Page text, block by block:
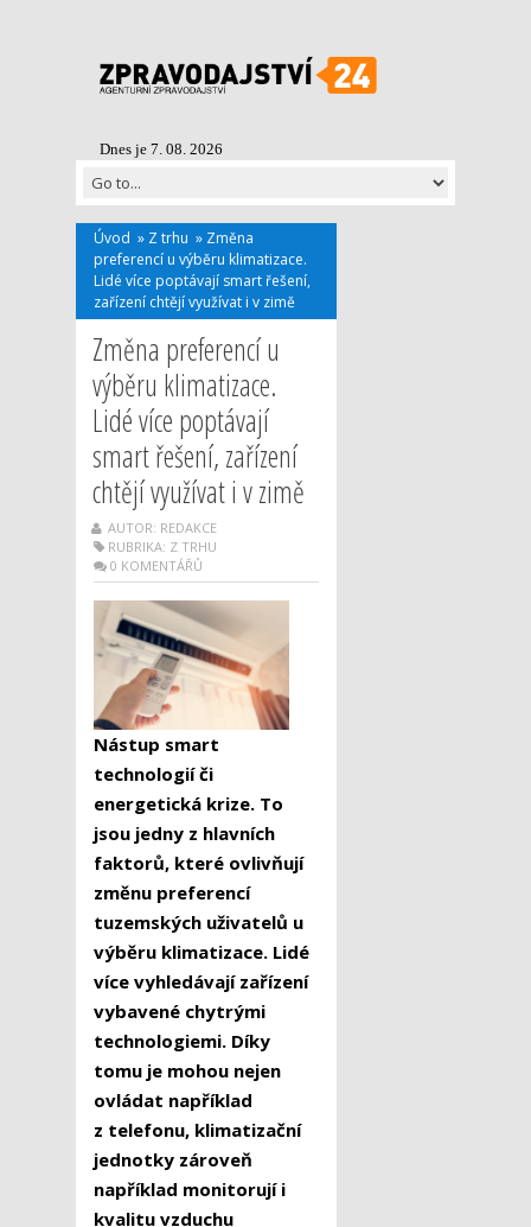
Dnes je 7. 08. 2026
Úvod » Z trhu » Změna
preferencí u výběru klimatizace.
Lidé více poptávají smart řešení,
zařízení chtějí využívat i v zimě
Změna preferencí u
výběru klimatizace.
Lidé více poptávají
smart řešení, zařízení
chtějí využívat i v zimě
AUTOR: REDAKCE
RUBRIKA: Z TRHU
0 KOMENTÁŘŮ
Nástup smart
technologií či
energetická krize. To
jsou jedny z hlavních
faktorů, které ovlivňují
změnu preferencí
tuzemských uživatelů u
výběru klimatizace. Lidé
více vyhledávají zařízení
vybavené chytrými
technologiemi. Díky
tomu je mohou nejen
ovládat například
z telefonu, klimatizační
jednotky zároveň
například monitorují i
kvalitu vzduchu